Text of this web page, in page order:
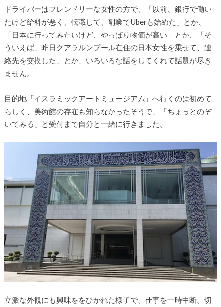
ドライバーはフレンドリーな女性の方で、「以前、銀行で働い
たけど給料が悪く、転職して、副業でUberも始めた」とか、
「日本に行ってみたいけど、やっぱり物価が高い」とか、「そ
ういえば、昨日クアラルンプール在住の日本女性を乗せて、連
絡先を交換した」とか、いろいろな話をしてくれて話題が尽き
ません。
目的地「イスラミックアートミュージアム」へ行くのは初めて
らしく、美術館の存在も知らなかったそうで、「ちょっとのぞ
いてみる」と受付まで自分と一緒に行きました。
立派な外観にも興味ををひかれた様子で、仕事を一時中断。切